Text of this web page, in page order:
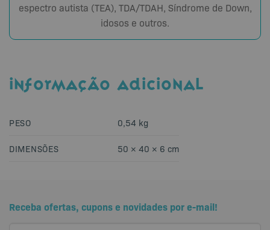
espectro autista (TEA), TDA/TDAH, Síndrome de Down,
idosos e outros.
INFORMAÇÃO ADICIONAL
PESO 0,54 kg
DIMENSÕES 50 × 40 × 6 cm
Receba ofertas, cupons e novidades por e-mail!